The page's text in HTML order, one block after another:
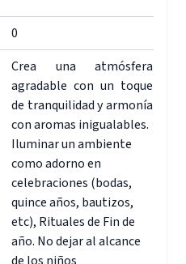
0
Crea una atmósfera
agradable con un toque
de tranquilidad y armonía
con aromas inigualables.
Iluminar un ambiente
como adorno en
celebraciones (bodas,
quince años, bautizos,
etc), Rituales de Fin de
año. No dejar al alcance